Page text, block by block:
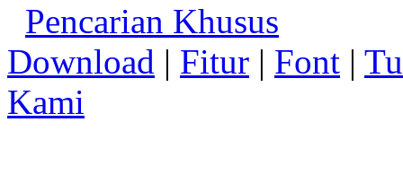
Pencarian Khusus
Download | Fitur | Font |
Kami